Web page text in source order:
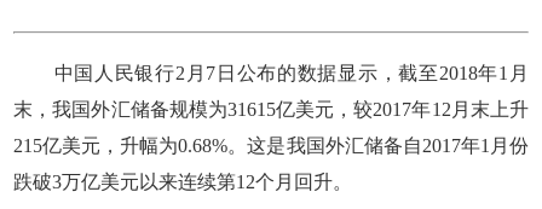
中国人民银行2月7日公布的数据显示，截至2018年1月
末，我国外汇储备规模为31615亿美元，较2017年12月末上升
215亿美元，升幅为0.68%。这是我国外汇储备自2017年1月份
跌破3万亿美元以来连续第12个月回升。